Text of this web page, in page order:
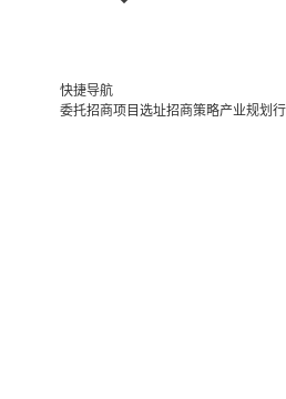
快捷导航
委托招商项目选址招商策略产业规划